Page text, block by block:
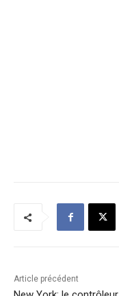
Article précédent